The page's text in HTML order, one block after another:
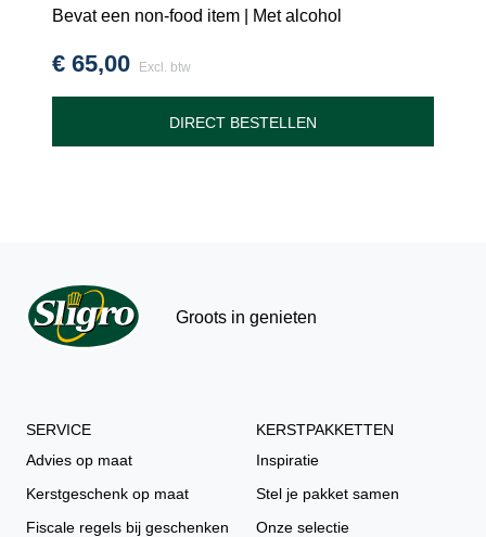
Bevat een non-food item | Met alcohol
€ 65,00 Excl. btw
DIRECT BESTELLEN
Groots in genieten
SERVICE
Advies op maat
Kerstgeschenk op maat
Fiscale regels bij geschenken
KERSTPAKKETTEN
Inspiratie
Stel je pakket samen
Onze selectie